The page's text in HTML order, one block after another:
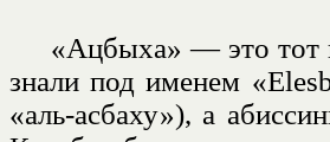
«Ацбыха» — это тот
знали под именем «
«аль-асбаху»), а